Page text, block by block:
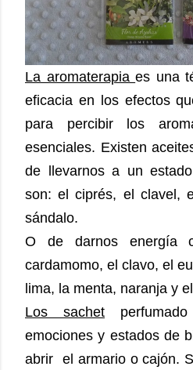
La aromaterapiaes una
eficacia en los efectos
para percibir los
esenciales. Existen
de llevarnos a un
son: el ciprés, el clavel,
sándalo.
O de darnos energía
cardamomo, el clavo, el
lima, la menta, naranja y
Los sachet
emociones y estados de
abrir el armario o cajón.